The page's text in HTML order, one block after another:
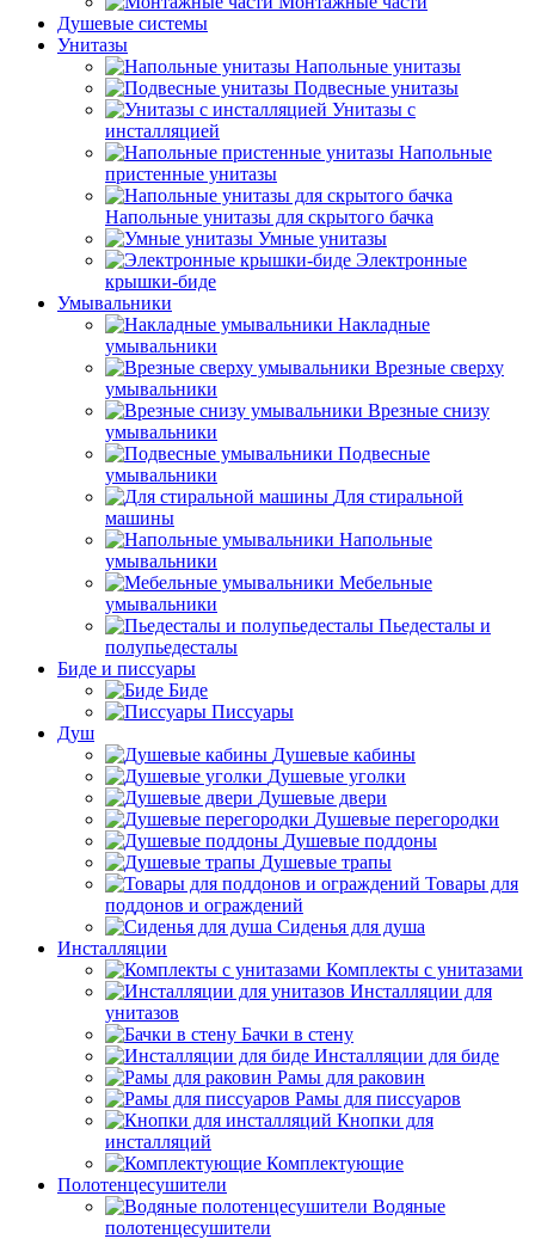
Душевые системы
Унитазы
Напольные унитазы
Подвесные унитазы
Унитазы с
инсталляцией
Напольные
пристенные унитазы
Напольные унитазы для скрытого бачка
Умные унитазы
Электронные
крышки-биде
Умывальники
Накладные
умывальники
Врезные сверху
умывальники
Врезные снизу
умывальники
Подвесные
умывальники
Для стиральной
машины
Напольные
умывальники
Мебельные
умывальники
Пьедесталы и
полупьедесталы
Биде и писсуары
Биде
Писсуары
Душ
Душевые кабины
Душевые уголки
Душевые двери
Душевые перегородки
Душевые поддоны
Душевые трапы
Товары для
поддонов и ограждений
Сиденья для душа
Инсталляции
Комплекты с унитазами
Инсталляции для
унитазов
Бачки в стену
Инсталляции для биде
Рамы для раковин
Рамы для писсуаров
Кнопки для
инсталляций
Комплектующие
Полотенцесушители
Водяные
полотенцесушители